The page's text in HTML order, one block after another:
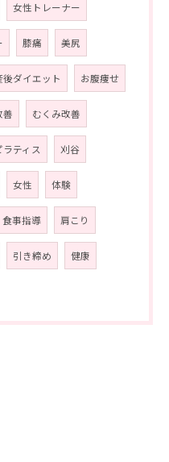
女性トレーナー
膝痛 美尻
後ダイエット お腹痩せ
善 むくみ改善
ラティス 刈谷
女性 体験
食事指導 肩こり
引き締め 健康